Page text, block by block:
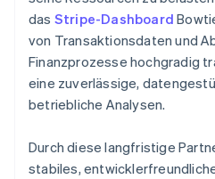
das Stripe-Dashboard
von Transaktionsdaten und
Finanzprozesse hochgradig
eine zuverlässige,
betriebliche Analysen.
Durch diese langfristige
stabiles,